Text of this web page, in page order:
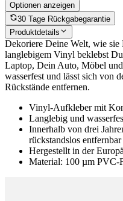
Optionen anzeigen
30 Tage Rückgabegarantie
Produktdetails
Dekoriere Deine Welt, wie
langlebigem Vinyl beklebst
Laptop, Dein Auto, Möbel
wasserfest und lässt sich von
Rückstände entfernen.
Vinyl-Aufkleber mit
Langlebig und
Innerhalb von drei
rückstandslos entfernbar
Hergestellt in der
Material: 100 µm PVC-